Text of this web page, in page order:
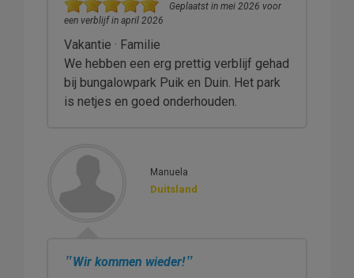
Geplaatst in mei 2026 voor
een verblijf in april 2026
Vakantie · Familie
We hebben een erg prettig verblijf gehad
bij bungalowpark Puik en Duin. Het park
is netjes en goed onderhouden.
Manuela
Duitsland
"Wir kommen wieder!"